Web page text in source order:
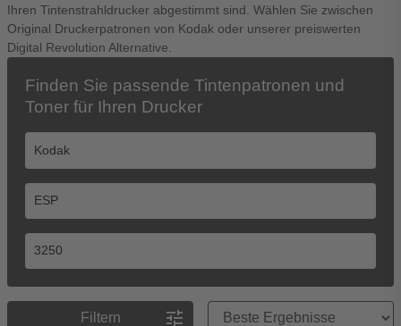
Ihren Tintenstrahldrucker abgestimmt sind. Wählen Sie zwischen
Original Druckerpatronen von Kodak oder unserer preiswerten
Digital Revolution Alternative.
Finden Sie passende Tintenpatronen und
Toner für Ihren Drucker
Filtern tune
Preisreihenfolge